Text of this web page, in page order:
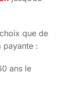
que de
payante :
ans le